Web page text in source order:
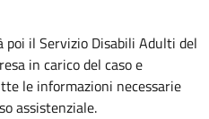
poi il Servizio Disabili Adulti del
in carico del caso e
le informazioni necessarie
assistenziale.